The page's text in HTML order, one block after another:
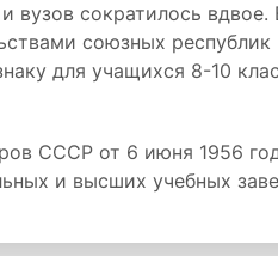
вузов сократилось
союзных
для учащихся 8-10
СССР от 6 июня 1956
и высших учебных